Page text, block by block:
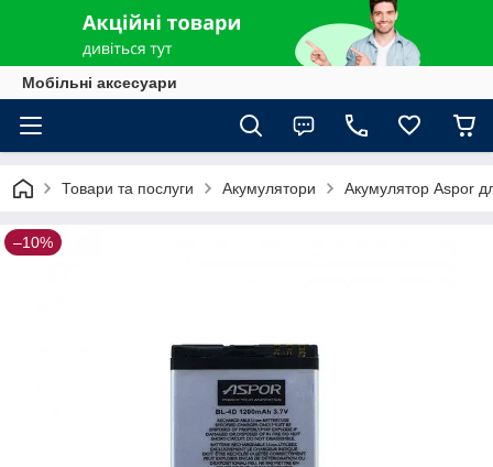
Мобільні аксесуари
Товари та послуги Акумулятори Акумулятор Aspor
–10%